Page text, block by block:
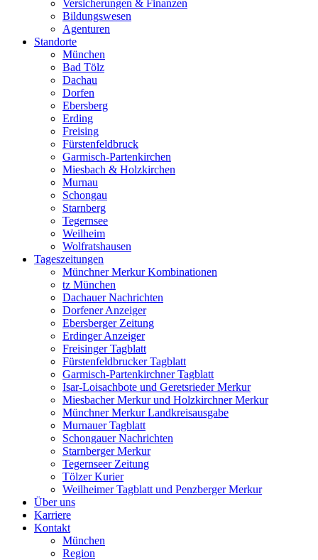
Versicherungen & Finanzen
Bildungswesen
Agenturen
Standorte
München
Bad Tölz
Dachau
Dorfen
Ebersberg
Erding
Freising
Fürstenfeldbruck
Garmisch-Partenkirchen
Miesbach & Holzkirchen
Murnau
Schongau
Starnberg
Tegernsee
Weilheim
Wolfratshausen
Tageszeitungen
Münchner Merkur Kombinationen
tz München
Dachauer Nachrichten
Dorfener Anzeiger
Ebersberger Zeitung
Erdinger Anzeiger
Freisinger Tagblatt
Fürstenfeldbrucker Tagblatt
Garmisch-Partenkirchner Tagblatt
Isar-Loisachbote und Geretsrieder Merkur
Miesbacher Merkur und Holzkirchner Merkur
Münchner Merkur Landkreisausgabe
Murnauer Tagblatt
Schongauer Nachrichten
Starnberger Merkur
Tegernseer Zeitung
Tölzer Kurier
Weilheimer Tagblatt und Penzberger Merkur
Über uns
Karriere
Kontakt
München
Region